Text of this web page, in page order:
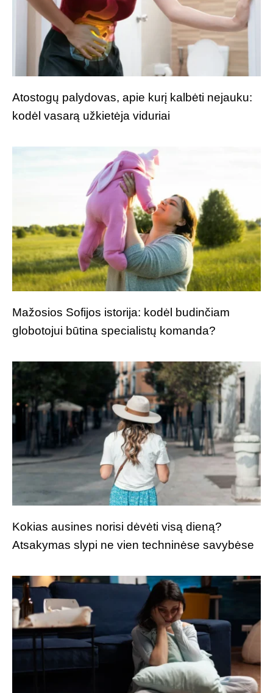
Atostogų palydovas, apie kurį kalbėti nejauku:
kodėl vasarą užkietėja viduriai
Mažosios Sofijos istorija: kodėl budinčiam
globotojui būtina specialistų komanda?
Kokias ausines norisi dėvėti visą dieną?
Atsakymas slypi ne vien techninėse savybėse